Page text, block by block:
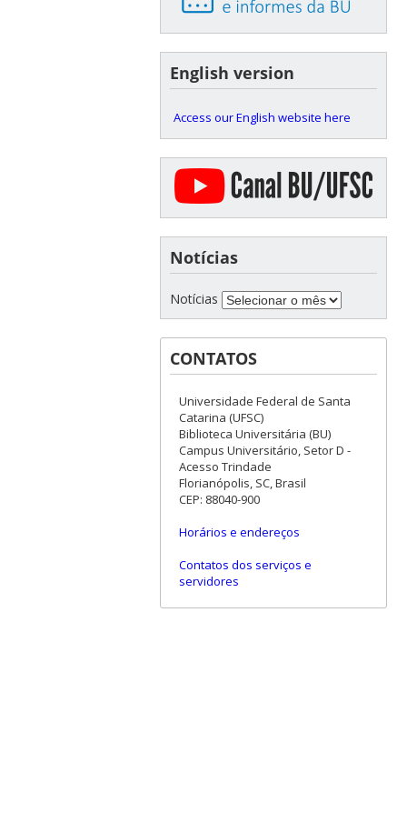
English version
Access our English website here
Notícias
Notícias
CONTATOS
Universidade Federal de Santa
Catarina (UFSC)
Biblioteca Universitária (BU)
Campus Universitário, Setor D -
Acesso Trindade
Florianópolis, SC, Brasil
CEP: 88040-900
Horários e endereços
Contatos dos serviços e
servidores